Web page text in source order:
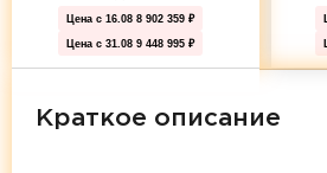
Цена с 16.08 8 902 359 ₽
Цена с 31.08 9 448 995 ₽
Краткое описание